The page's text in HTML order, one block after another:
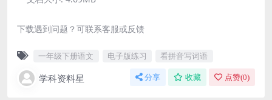
下载遇到问题？可联系客服或反馈
一年级下册语文 电子版练习 看拼音写词语
学科资料星 分享 收藏 点赞(0)